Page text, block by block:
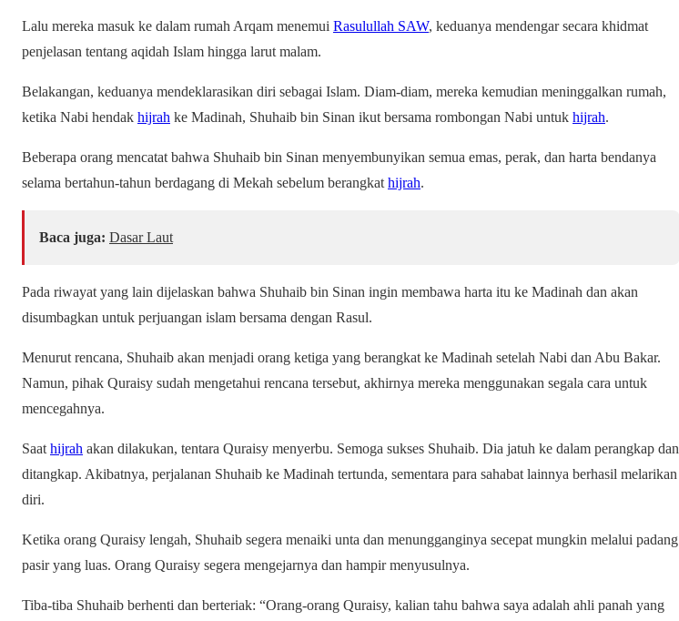
Lalu mereka masuk ke dalam rumah Arqam menemui Rasulullah SAW, keduanya mendengar secara khidmat
penjelasan tentang aqidah Islam hingga larut malam.
Belakangan, keduanya mendeklarasikan diri sebagai Islam. Diam-diam, mereka kemudian meninggalkan rumah,
ketika Nabi hendak hijrah ke Madinah, Shuhaib bin Sinan ikut bersama rombongan Nabi untuk hijrah.
Beberapa orang mencatat bahwa Shuhaib bin Sinan menyembunyikan semua emas, perak, dan harta bendanya
selama bertahun-tahun berdagang di Mekah sebelum berangkat hijrah.
Baca juga: Dasar Laut
Pada riwayat yang lain dijelaskan bahwa Shuhaib bin Sinan ingin membawa harta itu ke Madinah dan akan
disumbagkan untuk perjuangan islam bersama dengan Rasul.
Menurut rencana, Shuhaib akan menjadi orang ketiga yang berangkat ke Madinah setelah Nabi dan Abu Bakar.
Namun, pihak Quraisy sudah mengetahui rencana tersebut, akhirnya mereka menggunakan segala cara untuk
mencegahnya.
Saat hijrah akan dilakukan, tentara Quraisy menyerbu. Semoga sukses Shuhaib. Dia jatuh ke dalam perangkap dan
ditangkap. Akibatnya, perjalanan Shuhaib ke Madinah tertunda, sementara para sahabat lainnya berhasil melarikan
diri.
Ketika orang Quraisy lengah, Shuhaib segera menaiki unta dan menungganginya secepat mungkin melalui padang
pasir yang luas. Orang Quraisy segera mengejarnya dan hampir menyusulnya.
Tiba-tiba Shuhaib berhenti dan berteriak: “Orang-orang Quraisy, kalian tahu bahwa saya adalah ahli panah yang